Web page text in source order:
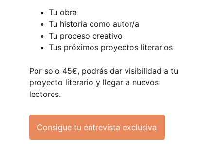
Tu obra
Tu historia como autor/a
Tu proceso creativo
Tus próximos proyectos literarios
Por solo 45€, podrás dar visibilidad a tu
proyecto literario y llegar a nuevos
lectores.
Consigue tu entrevista exclusiva